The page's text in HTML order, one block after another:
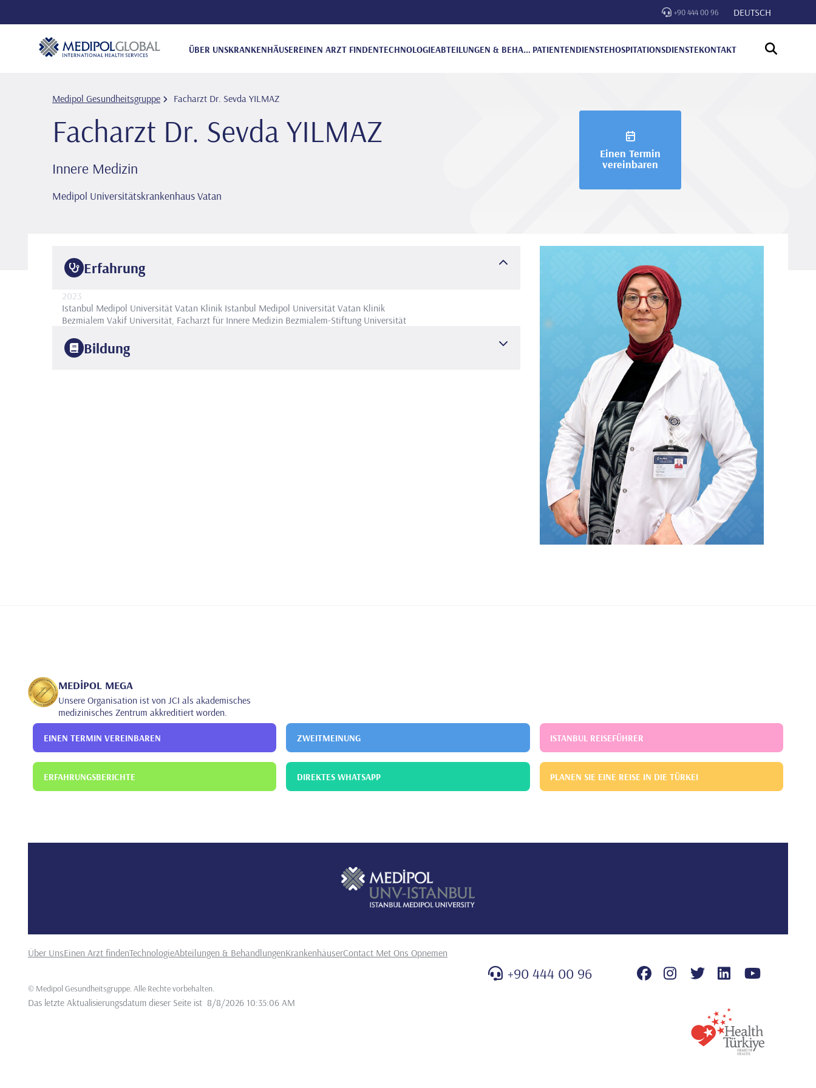
+90 444 00 96 DEUTSCH
ÜBER UNSKRANKENHÄUSEREINEN ARZT FINDENTECHNOLOGIE ABTEILUNGEN & BEHANDLUNGEN PATIENTENDIENSTEHOSPITATIONSDIENSTEKONTAKT
Medipol Gesundheitsgruppe Facharzt Dr. Sevda YILMAZ
Facharzt Dr. Sevda YILMAZ
Innere Medizin
Medipol Universitätskrankenhaus Vatan
Einen Termin
vereinbaren
Erfahrung
2023
Istanbul Medipol Universität Vatan Klinik Istanbul Medipol Universität Vatan Klinik
Bezmialem Vakif Universität, Facharzt für Innere Medizin Bezmialem-Stiftung Universität
Bildung
MEDİPOL MEGA
Unsere Organisation ist von JCI als akademisches
medizinisches Zentrum akkreditiert worden.
EINEN TERMIN VEREINBAREN ZWEITMEINUNG ISTANBUL REISEFÜHRER
ERFAHRUNGSBERICHTE DIREKTES WHATSAPP PLANEN SIE EINE REISE IN DIE TÜRKEI
Über UnsEinen Arzt findenTechnologieAbteilungen & BehandlungenKrankenhäuserContact Met Ons Opnemen
© Medipol Gesundheitsgruppe. Alle Rechte vorbehalten.
Das letzte Aktualisierungsdatum dieser Seite ist 8/8/2026 10:35:06 AM
+90 444 00 96